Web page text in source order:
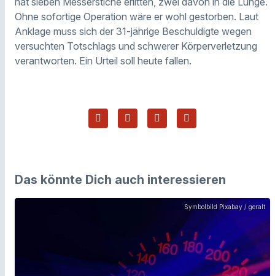
Ohne sofortige Operation wäre er wohl gestorben. Laut
Anklage muss sich der 31-jährige Beschuldigte wegen
versuchten Totschlags und schwerer Körperverletzung
verantworten. Ein Urteil soll heute fallen.
Das könnte Dich auch interessieren
Symbolbild Pixabay / geralt